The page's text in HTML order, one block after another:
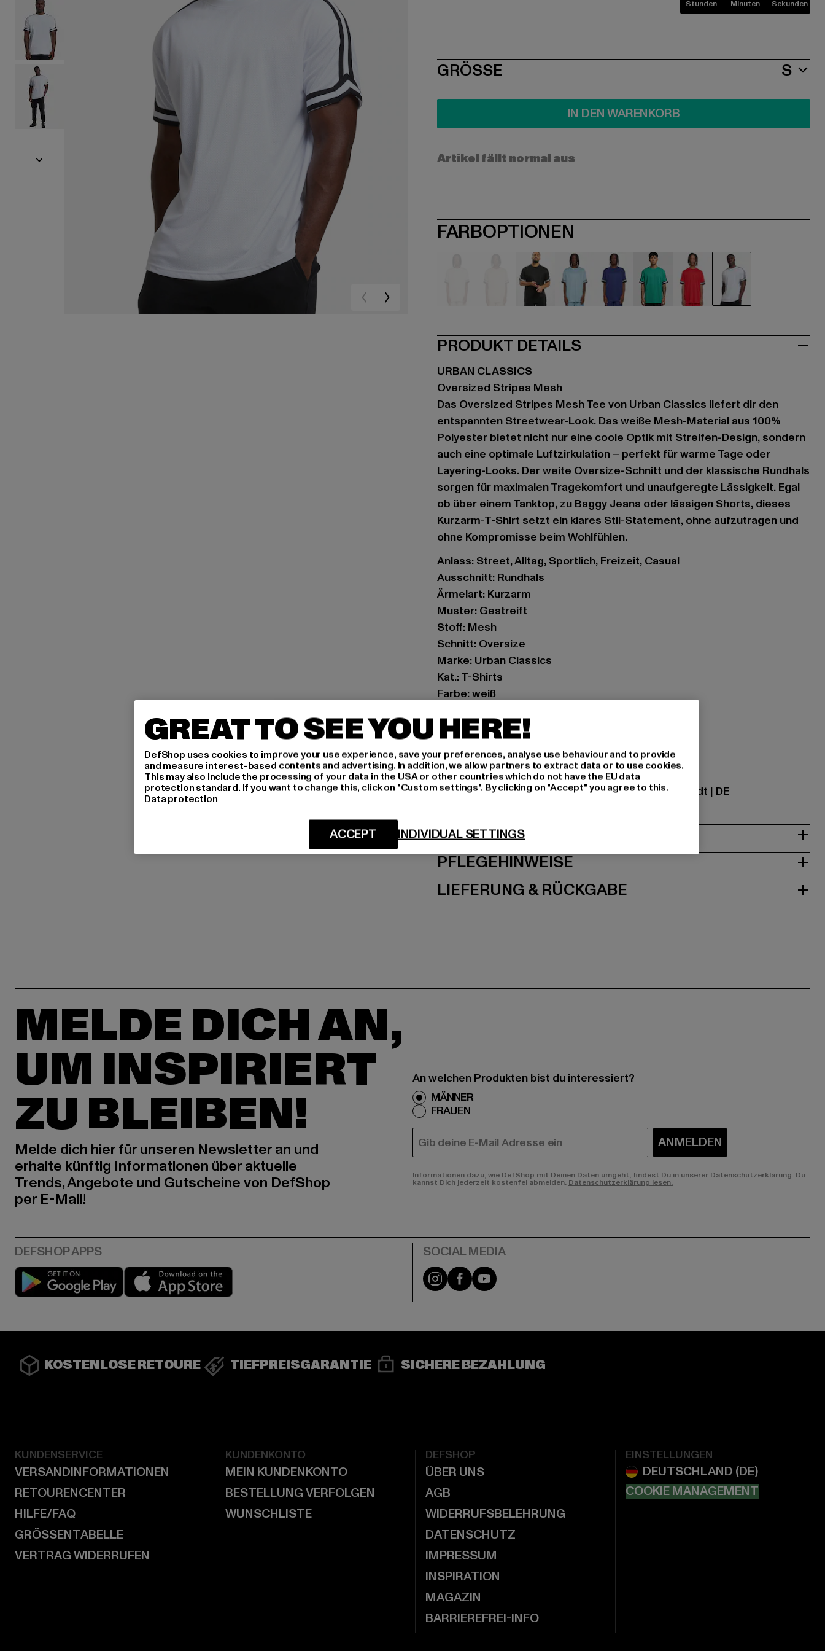
Stunden Minuten Sekunden
SIZE
GRÖSSE S
IN DEN WARENKORB
Artikel fällt normal aus
FARBOPTIONEN
PRODUKT DETAILS
URBAN CLASSICS
Oversized Stripes Mesh
Das Oversized Stripes Mesh Tee von Urban Classics liefert dir den
entspannten Streetwear-Look. Das weiße Mesh-Material aus 100%
Polyester bietet nicht nur eine coole Optik mit Streifen-Design, sondern
auch eine optimale Luftzirkulation – perfekt für warme Tage oder
Layering-Looks. Der weite Oversize-Schnitt und der klassische Rundhals
sorgen für maximalen Tragekomfort und unaufgeregte Lässigkeit. Egal
ob über einem Tanktop, zu Baggy Jeans oder lässigen Shorts, dieses
Kurzarm-T-Shirt setzt ein klares Stil-Statement, ohne aufzutragen und
ohne Kompromisse beim Wohlfühlen.
Anlass: Street, Alltag, Sportlich, Freizeit, Casual
Ausschnitt: Rundhals
Ärmelart: Kurzarm
Muster: Gestreift
Stoff: Mesh
Schnitt: Oversize
Marke: Urban Classics
Kat.: T-Shirts
Farbe: weiß
Materialzusammensetzung: 100% Polyester
Art.Nr: TB2890-00220
Hersteller: TB International GmbH |info@tbint.de
Dr.-Robert-Murjahn-Straße 7 | 64372 Ober-Ramstadt | DE
GRÖSSE & PASSFORM
PFLEGEHINWEISE
LIEFERUNG & RÜCKGABE
MELDE DICH AN,
UM INSPIRIERT
ZU BLEIBEN!
Melde dich hier für unseren Newsletter an und
erhalte künftig Informationen über aktuelle
Trends, Angebote und Gutscheine von DefShop
per E-Mail!
An welchen Produkten bist du interessiert?
MÄNNER
FRAUEN
E-MAIL ANMELDEN
Informationen dazu, wie DefShop mit Deinen Daten umgeht, findest Du in unserer Datenschutzerklärung. Du
kannst Dich jederzeit kostenfei abmelden. Datenschutzerklärung lesen.
Play market Instagram
FacebookYouTube
KOSTENLOSE RETOURE TIEFPREISGARANTIE SICHERE BEZAHLUNG
KUNDENSERVICE
VERSANDINFORMATIONEN
RETOURENCENTER
HILFE/FAQ
GRÖSSENTABELLE
VERTRAG WIDERRUFEN
KUNDENKONTO
MEIN KUNDENKONTO
BESTELLUNG VERFOLGEN
WUNSCHLISTE
DEFSHOP
ÜBER UNS
AGB
WIDERRUFSBELEHRUNG
DATENSCHUTZ
IMPRESSUM
INSPIRATION
MAGAZIN
BARRIEREFREI-INFO
EINSTELLUNGEN
COOKIE MANAGEMENT
GREAT TO SEE YOU HERE!
DefShop uses cookies to improve your use experience, save your preferences, analyse use behaviour and to provide
and measure interest-based contents and advertising. In addition, we allow partners to extract data or to use cookies.
This may also include the processing of your data in the USA or other countries which do not have the EU data
protection standard. If you want to change this, click on "Custom settings". By clicking on "Accept" you agree to this.
Data protection
INDIVIDUAL SETTINGS
ACCEPT